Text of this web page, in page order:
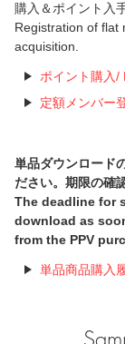
購入＆ポイント入
Registration of flat
acquisition.
ポイント購入/
定額メンバー
単品ダウンロード
ださい。期限の確
The deadline for
download as
from the PPV
単品商品購入